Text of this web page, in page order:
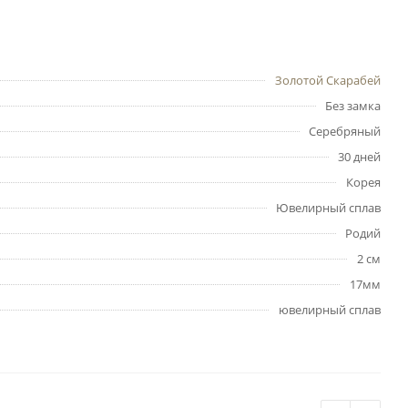
Золотой Скарабей
Без замка
Серебряный
30 дней
Корея
Ювелирный сплав
Родий
2 см
17мм
ювелирный сплав